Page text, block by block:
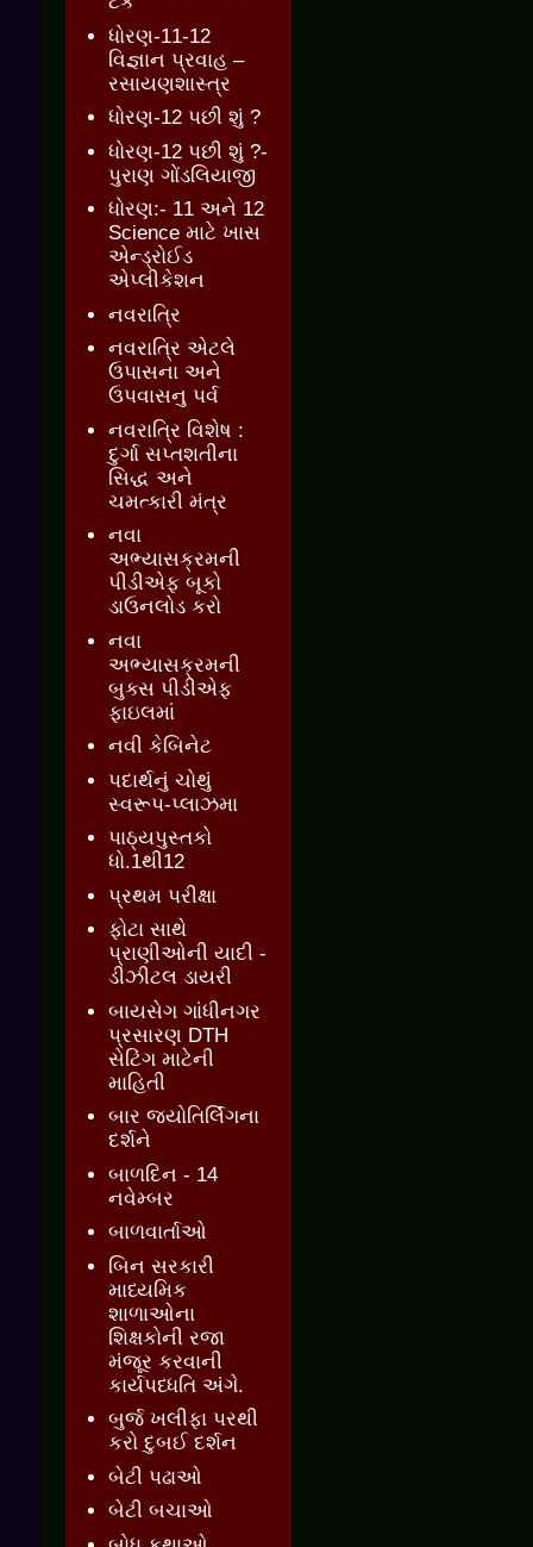
ધોરણ-11-12
વિજ્ઞાન પ્રવાહ –
રસાયણશાસ્ત્ર
ધોરણ-12 પછી શું ?
ધોરણ-12 પછી શું ?-
પુરાણ ગોંડલિયાજી
ધોરણ:- 11 અને 12
Science માટે ખાસ
એન્ડ્રોઈડ
એપ્લીકેશન
નવરાત્રિ
નવરાત્રિ એટલે
ઉપાસના અને
ઉપવાસનુ પર્વ
નવરાત્રિ વિશેષ :
દુર્ગા સપ્તશતીના
સિદ્ધ અને
ચમત્કારી મંત્ર
નવા
અભ્યાસક્રમની
પીડીએફ બૂકો
ડાઉનલોડ કરો
નવા
અભ્યાસક્રમની
બુક્સ પીડીએફ
ફાઇલમાં
નવી કેબિનેટ
પદાર્થનું ચોથું
સ્વરૂપ-પ્લાઝમા
પાઠ્યપુસ્તકો
ધો.1થી12
પ્રથમ પરીક્ષા
ફોટા સાથે
પ્રાણીઓની યાદી -
ડીઝીટલ ડાયરી
બાયસેગ ગાંધીનગર
પ્રસારણ DTH
સેટિંગ માટેની
માહિતી
બાર જ્‍યોતિર્લિંગના
દર્શને
બાળદિન - 14
નવેમ્બર
બાળવાર્તાઓ
બિન સરકારી
માધ્યમિક
શાળાઓના
શિક્ષકોની રજા
મંજૂર કરવાની
કાર્યપધ્ધતિ અંગે.
બુર્જ ખલીફા પરથી
કરો દુબઈ દર્શન
બેટી પઢાઓ
બેટી બચાઓ